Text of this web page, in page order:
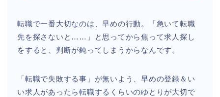
転職で一番大切なのは、早めの行動。「急いて転職
先を探さないと……」と思ってから焦って求人探し
をすると、判断が鈍ってしまうからなんです。
「転職で失敗する事」が無いよう、早めの登録＆い
い求人があったら転職するくらいのゆとりが大切で